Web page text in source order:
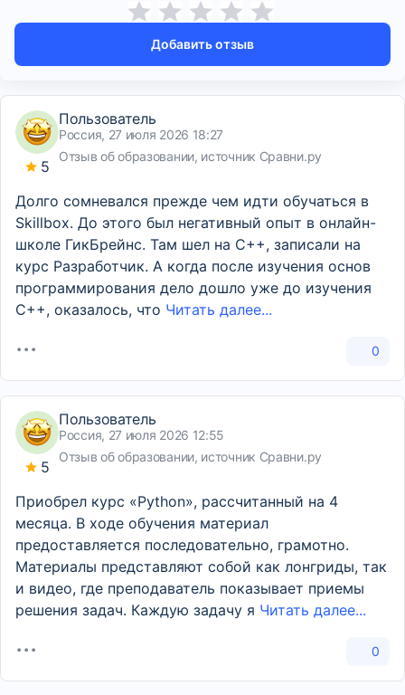
Добавить отзыв
5
Пользователь
Россия, 27 июля 2026 18:27
Отзыв об образовании, источник Сравни.ру
Долго сомневался прежде чем идти обучаться в
Skillbox. До этого был негативный опыт в онлайн-
школе ГикБрейнс. Там шел на С++, записали на
курс Разработчик. А когда после изучения основ
программирования дело дошло уже до изучения
C++, оказалось, что Читать далее...
0
5
Пользователь
Россия, 27 июля 2026 12:55
Отзыв об образовании, источник Сравни.ру
Приобрел курс «Python», рассчитанный на 4
месяца. В ходе обучения материал
предоставляется последовательно, грамотно.
Материалы представляют собой как лонгриды, так
и видео, где преподаватель показывает приемы
решения задач. Каждую задачу я Читать далее...
0